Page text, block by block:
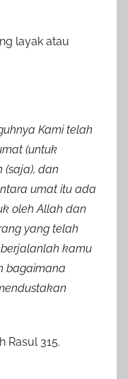
layak atau
Kami telah
(untuk
(saja), dan
umat itu ada
oleh Allah dan
yang telah
kamu
bagaimana
Rasul 315.